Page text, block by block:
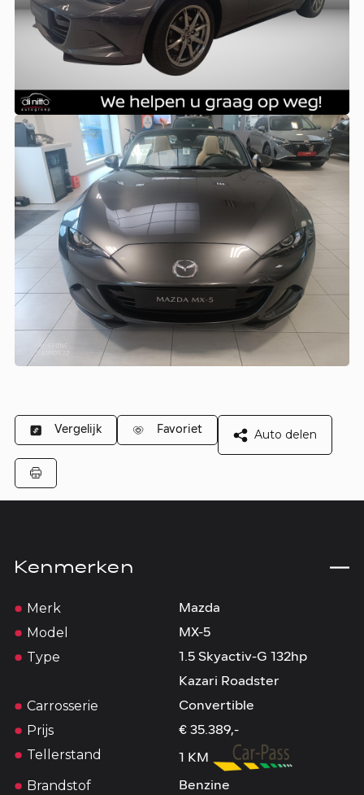
Vergelijk Favoriet Auto delen
Kenmerken
Merk Mazda
Model MX-5
Type
1.5 Skyactiv-G 132hp
Kazari Roadster
Carrosserie Convertible
Prijs € 35.389,-
Tellerstand 1 KM
Brandstof Benzine